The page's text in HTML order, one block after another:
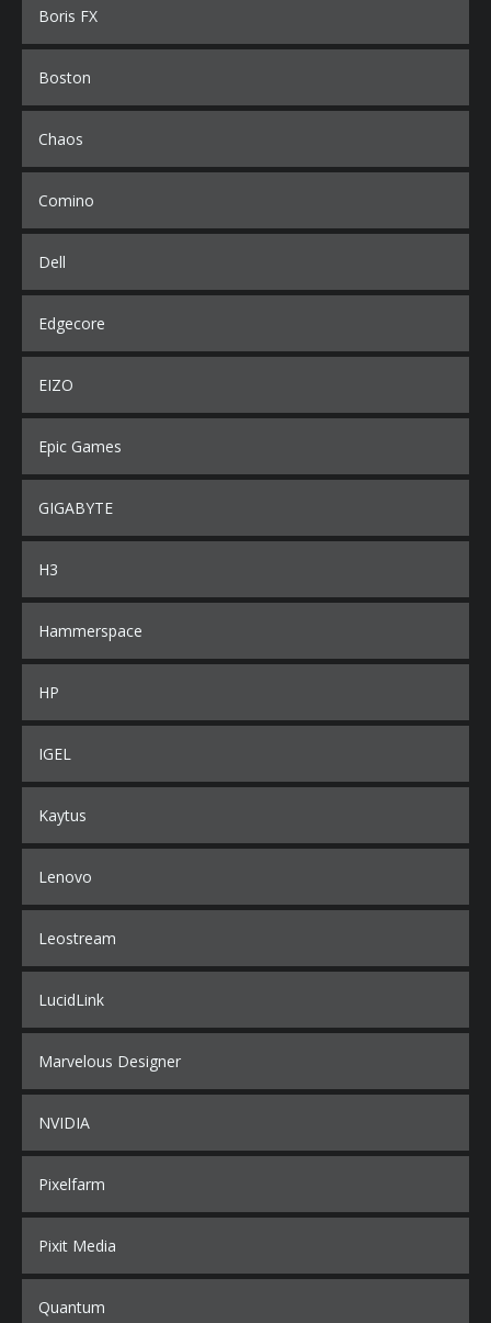
Boris FX
Boston
Chaos
Comino
Dell
Edgecore
EIZO
Epic Games
GIGABYTE
H3
Hammerspace
HP
IGEL
Kaytus
Lenovo
Leostream
LucidLink
Marvelous Designer
NVIDIA
Pixelfarm
Pixit Media
Quantum